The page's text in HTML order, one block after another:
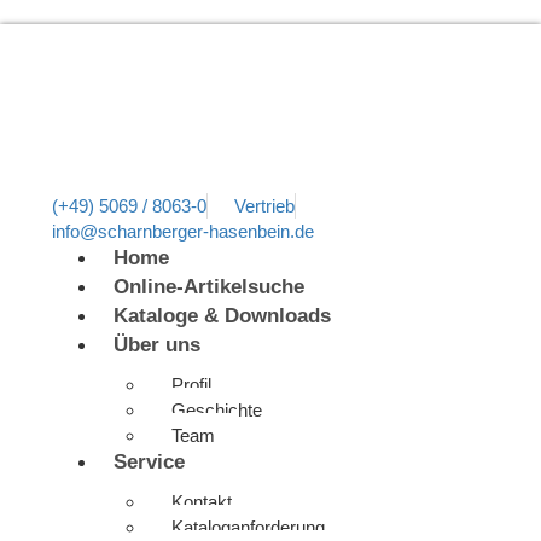
(+49) 5069 / 8063-0
Vertrieb
info@scharnberger-hasenbein.de
Home
Online-Artikelsuche
Kataloge & Downloads
Über uns
Profil
Geschichte
Team
Service
Kontakt
Kataloganforderung